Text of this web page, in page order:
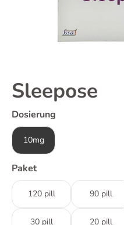
Sleepose
Dosierung
10mg
Paket
120 pill 90 pill
30 pill 20 pill